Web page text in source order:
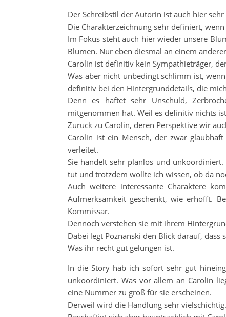
Der Schreibstil der Autorin ist auch hier
Die Charakterzeichnung sehr definiert,
Im Fokus steht auch hier wieder unsere
Blumen. Nur eben diesmal an einem
Carolin ist definitiv kein Sympathieträger,
Was aber nicht unbedingt schlimm ist,
definitiv bei den Hintergrunddetails, die
Denn es haftet sehr Unschuld,
mitgenommen hat. Weil es definitiv nichts
Zurück zu Carolin, deren Perspektive wir
Carolin ist ein Mensch, der zwar
verleitet.
Sie handelt sehr planlos und
tut und trotzdem wollte ich wissen, ob da
Auch weitere interessante Charaktere
Aufmerksamkeit geschenkt, wie erhofft.
Kommissar.
Dennoch verstehen sie mit ihrem
Dabei legt Poznanski den Blick darauf,
Was ihr recht gut gelungen ist.
In die Story hab ich sofort sehr gut
unkoordiniert. Was vor allem an Carolin
eine Nummer zu groß für sie erscheinen.
Derweil wird die Handlung sehr vielschichtig.